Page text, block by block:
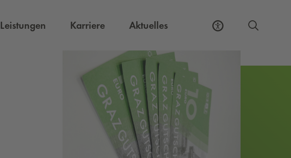
Leistungen KarriereExterner Link, öffnet eine neue
Aktuelles